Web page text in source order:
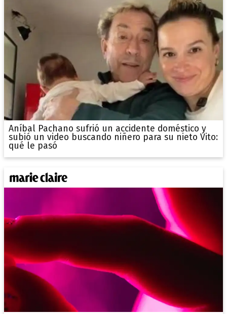
Aníbal Pachano sufrió un accidente doméstico y
subió un video buscando niñero para su nieto Vito:
qué le pasó